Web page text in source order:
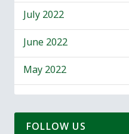
July 2022
June 2022
May 2022
FOLLOW US